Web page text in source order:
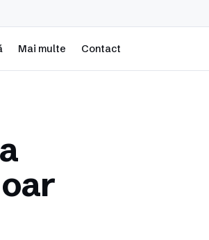
Mai multe Contact